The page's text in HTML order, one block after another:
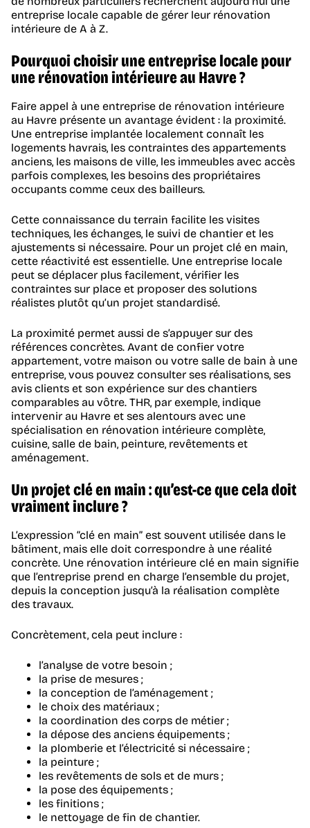
entreprise locale capable de gérer leur rénovation
intérieure de A à Z.
Pourquoi choisir une entreprise locale pour
une rénovation intérieure au Havre ?
Faire appel à une entreprise de rénovation intérieure
au Havre présente un avantage évident : la proximité.
Une entreprise implantée localement connaît les
logements havrais, les contraintes des appartements
anciens, les maisons de ville, les immeubles avec accès
parfois complexes, les besoins des propriétaires
occupants comme ceux des bailleurs.
Cette connaissance du terrain facilite les visites
techniques, les échanges, le suivi de chantier et les
ajustements si nécessaire. Pour un projet clé en main,
cette réactivité est essentielle. Une entreprise locale
peut se déplacer plus facilement, vérifier les
contraintes sur place et proposer des solutions
réalistes plutôt qu’un projet standardisé.
La proximité permet aussi de s’appuyer sur des
références concrètes. Avant de confier votre
appartement, votre maison ou votre salle de bain à une
entreprise, vous pouvez consulter ses réalisations, ses
avis clients et son expérience sur des chantiers
comparables au vôtre. THR, par exemple, indique
intervenir au Havre et ses alentours avec une
spécialisation en rénovation intérieure complète,
cuisine, salle de bain, peinture, revêtements et
aménagement.
Un projet clé en main : qu’est-ce que cela doit
vraiment inclure ?
L’expression “clé en main” est souvent utilisée dans le
bâtiment, mais elle doit correspondre à une réalité
concrète. Une rénovation intérieure clé en main signifie
que l’entreprise prend en charge l’ensemble du projet,
depuis la conception jusqu’à la réalisation complète
des travaux.
Concrètement, cela peut inclure :
l’analyse de votre besoin ;
la prise de mesures ;
la conception de l’aménagement ;
le choix des matériaux ;
la coordination des corps de métier ;
la dépose des anciens équipements ;
la plomberie et l’électricité si nécessaire ;
la peinture ;
les revêtements de sols et de murs ;
la pose des équipements ;
les finitions ;
le nettoyage de fin de chantier.